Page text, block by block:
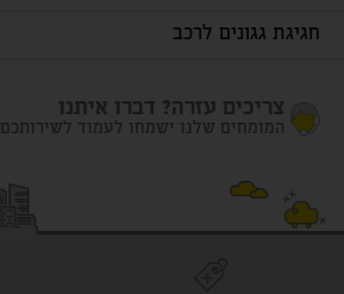
חגיגת גגונים לרכב
צריכים עזרה? דברו איתנו
המומחים שלנו ישמחו לעמוד לשירותכם